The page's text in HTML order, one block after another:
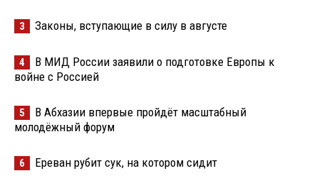
3 Законы, вступающие в силу в августе
4
В МИД России заявили о подготовке Европы к
войне с Россией
5
В Абхазии впервые пройдёт масштабный
молодёжный форум
6 Ереван рубит сук, на котором сидит